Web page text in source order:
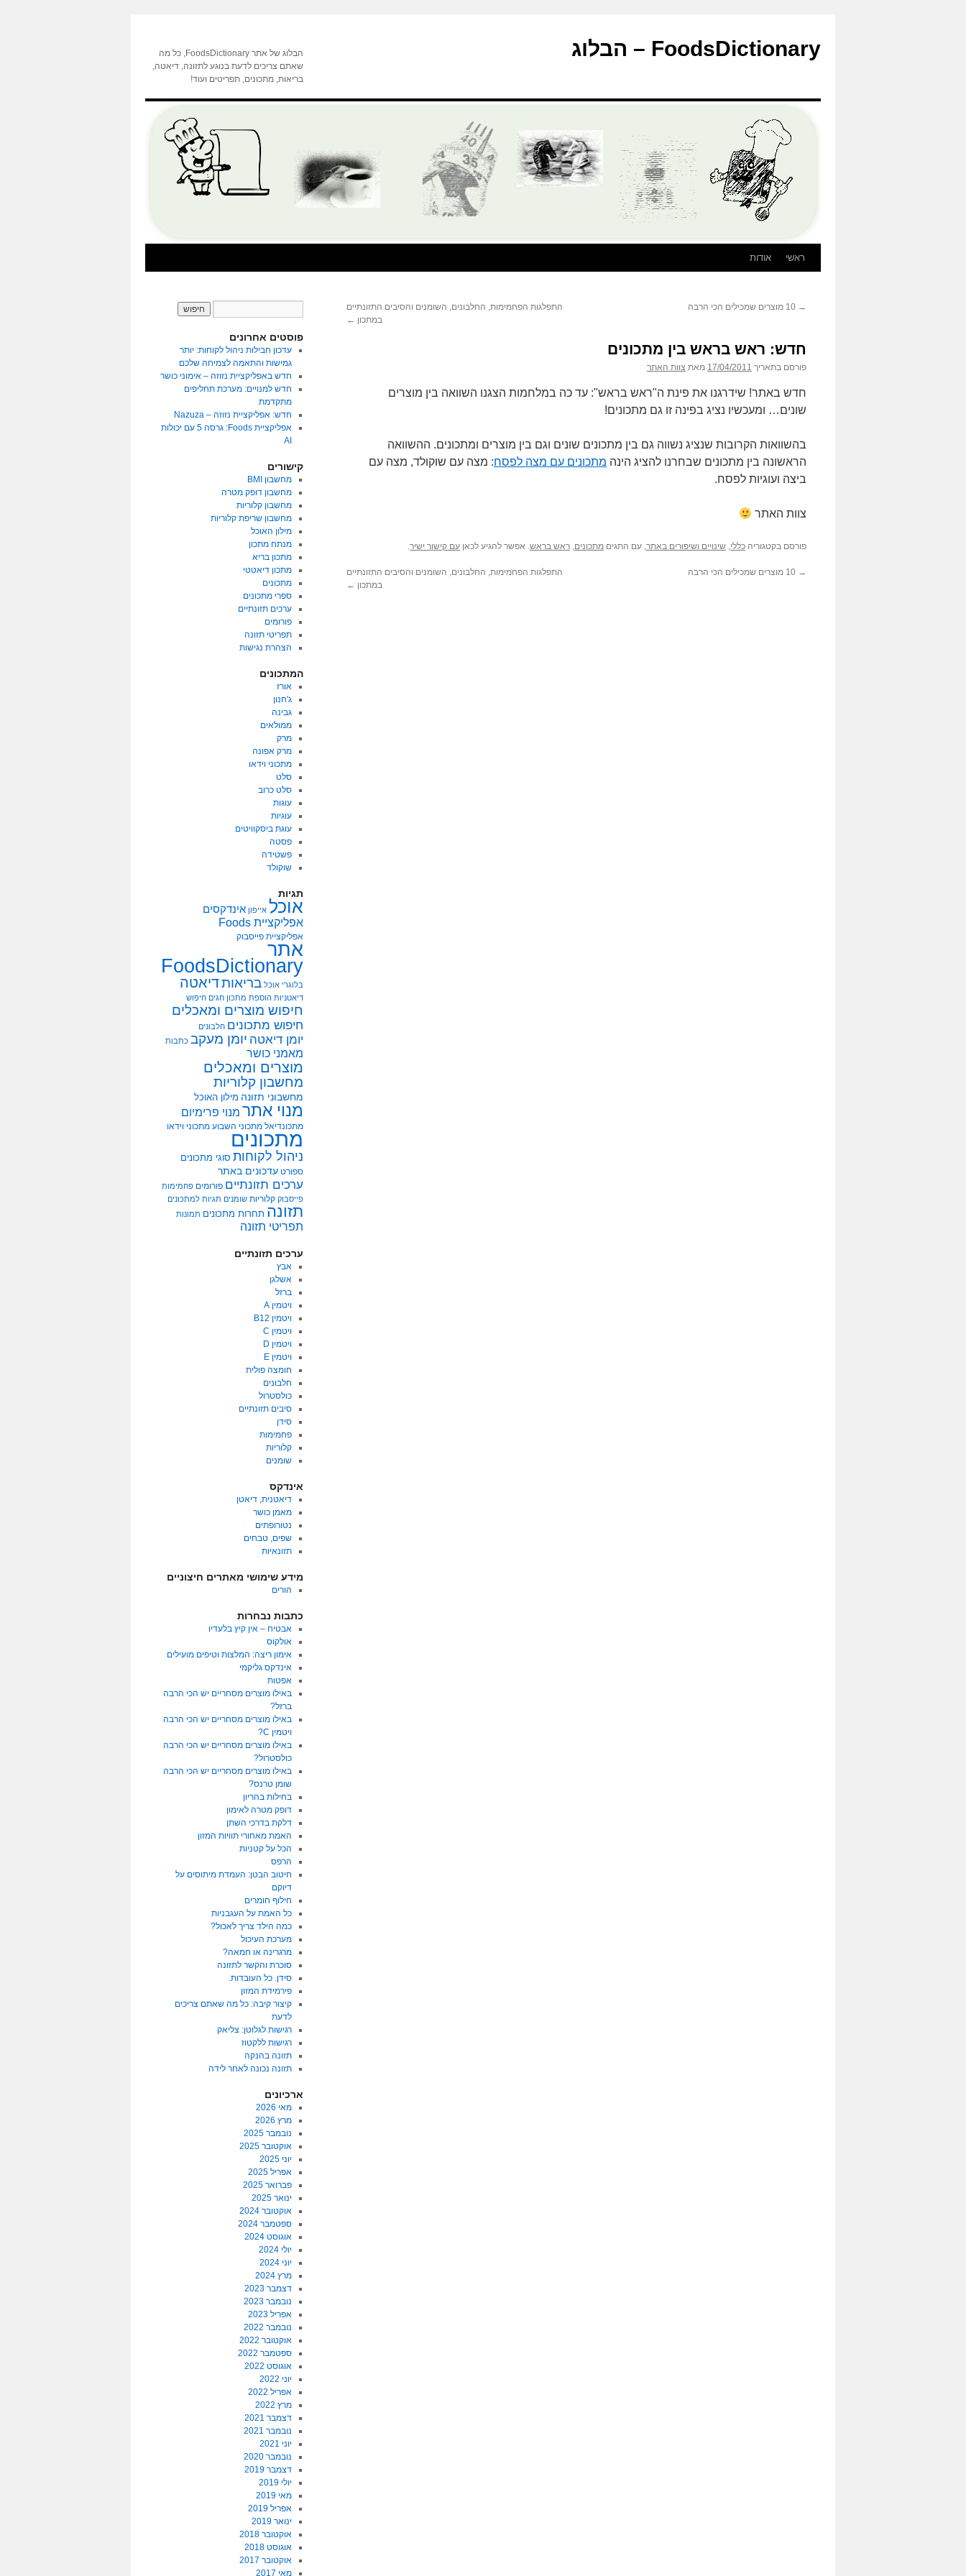
FoodsDictionary – הבלוג
הבלוג של אתר FoodsDictionary, כל מה
שאתם צריכים לדעת בנוגע לתזונה, דיאטה,
בריאות, מתכונים, תפריטים ועוד!
ראשי אודות
→
התפלגות הפחמימות, החלבונים, השומנים והסיבים התזונתיים
במתכון ←
חדש: ראש בראש בין מתכונים
פורסם בתאריך 17/04/2011 מאת צוות האתר
חדש באתר! שידרגנו את פינת ה"ראש בראש": עד כה במלחמות הצגנו השוואה בין מוצרים
שונים… ומעכשיו נציג בפינה זו גם מתכונים!
בהשוואות הקרובות שנציג נשווה גם בין מתכונים שונים וגם בין מוצרים ומתכונים. ההשוואה
הראשונה בין מתכונים שבחרנו להציג הינה מתכונים עם מצה לפסח: מצה עם שוקולד, מצה עם
ביצה ועוגיות לפסח.
צוות האתר
פורסם בקטגוריה כללי, שינויים ושיפורים באתר, עם התגים מתכונים, ראש בראש. אפשר להגיע לכאן עם קישור ישיר.
→
התפלגות הפחמימות, החלבונים, השומנים והסיבים התזונתיים
במתכון ←
פוסטים אחרונים
עדכון חבילות ניהול לקוחות: יותר
גמישות והתאמה לצמיחה שלכם
חדש באפליקציית נזוזה – אימוני כושר
חדש למנויים: מערכת תחליפים
מתקדמת
חדש: אפליקציית נזוזה – Nazuza
אפליקציית Foods: גרסה 5 עם יכולות
AI
קישורים
מחשבון BMI
מחשבון דופק מטרה
מחשבון קלוריות
מחשבון שריפת קלוריות
מילון האוכל
מנתח מתכון
מתכון בריא
מתכון דיאטטי
מתכונים
ספרי מתכונים
ערכים תזונתיים
פורומים
תפריטי תזונה
הצהרת נגישות
המתכונים
אורז
ג'חנון
גבינה
ממולאים
מרק
מרק אפונה
מתכוני וידאו
סלט
סלט כרוב
עוגות
עוגיות
עוגת ביסקוויטים
פסטה
פשטידה
שוקולד
תגיות
אוכל אייפון אינדקסים
אפליקציית Foods
אפליקציית פייסבוק
אתר
FoodsDictionary
בלוגרי אוכל בריאותדיאטה
דיאטניות הוספת מתכון חגים חיפוש
חיפוש מוצרים ומאכלים
חיפוש מתכונים חלבונים
יומן דיאטה יומן מעקב כתבות
מאמני כושר
מוצרים ומאכלים
מחשבון קלוריות
מחשבוני תזונה מילון האוכל
מנוי אתר מנוי פרימיום
מתכונדיאל מתכוני השבוע מתכוני וידאו
מתכונים
ניהול לקוחות סוגי מתכונים
ספורט עדכונים באתר
ערכים תזונתיים פורומים פחמימות
פייסבוק קלוריות שומנים תגיות למתכונים
תזונה תחרות מתכונים תמונות
תפריטי תזונה
ערכים תזונתיים
אבץ
אשלגן
ברזל
ויטמין A
ויטמין B12
ויטמין C
ויטמין D
ויטמין E
חומצה פולית
חלבונים
כולסטרול
סיבים תזונתיים
סידן
פחמימות
קלוריות
שומנים
אינדקס
דיאטנית, דיאטן
מאמן כושר
נטורופתים
שפים, טבחים
תזונאיות
מידע שימושי מאתרים חיצוניים
הורים
כתבות נבחרות
אבטיח – אין קיץ בלעדיו
אולקוס
אימון ריצה: המלצות וטיפים מועילים
אינדקס גליקמי
אפטות
באילו מוצרים מסחריים יש הכי הרבה
ברזל?
באילו מוצרים מסחריים יש הכי הרבה
ויטמין C?
באילו מוצרים מסחריים יש הכי הרבה
כולסטרול?
באילו מוצרים מסחריים יש הכי הרבה
שומן טרנס?
בחילות בהריון
דופק מטרה לאימון
דלקת בדרכי השתן
האמת מאחורי תוויות המזון
הכל על קטניות
הרפס
חיטוב הבטן: העמדת מיתוסים על
דיוקם
חילוף חומרים
כל האמת על העגבניות
כמה הילד צריך לאכול?
מערכת העיכול
מרגרינה או חמאה?
סוכרת והקשר לתזונה
סידן. כל העובדות.
פירמידת המזון
קיצור קיבה: כל מה שאתם צריכים
לדעת
רגישות לגלוטן: צליאק
רגישות ללקטוז
תזונה בהנקה
תזונה נכונה לאחר לידה
ארכיונים
מאי 2026
מרץ 2026
נובמבר 2025
אוקטובר 2025
יוני 2025
אפריל 2025
פברואר 2025
ינואר 2025
אוקטובר 2024
ספטמבר 2024
אוגוסט 2024
יולי 2024
יוני 2024
מרץ 2024
דצמבר 2023
נובמבר 2023
אפריל 2023
נובמבר 2022
אוקטובר 2022
ספטמבר 2022
אוגוסט 2022
יוני 2022
אפריל 2022
מרץ 2022
דצמבר 2021
נובמבר 2021
יוני 2021
נובמבר 2020
דצמבר 2019
יולי 2019
מאי 2019
אפריל 2019
ינואר 2019
אוקטובר 2018
אוגוסט 2018
אוקטובר 2017
מאי 2017